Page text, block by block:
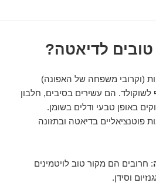
לדיאטה?
(וקרובי משפחה של האפונה)
הם עשירים בסיבים, חלבון
באופן טבעי ודלים בשומן.
פוטנציאליים בדיאטה ובתזונה
: חרובים הם מקור טוב לויטמינים
וסידן.